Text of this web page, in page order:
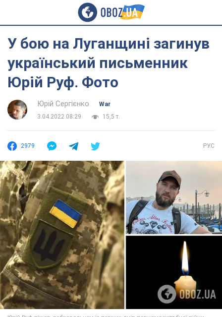
У бою на Луганщині загинув
український письменник
Юрій Руф. Фото
Юрій Сергієнко
War
3.04.2022 08:29
15,5 т.
2979 РУС